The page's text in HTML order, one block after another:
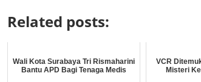
Related posts:
Wali Kota Surabaya Tri Rismaharini
Bantu APD Bagi Tenaga Medis
VCR
Misteri